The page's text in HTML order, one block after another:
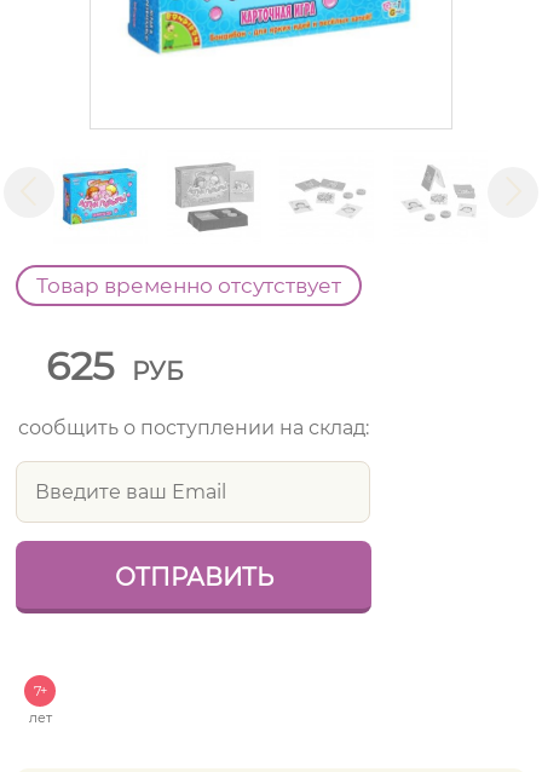
Товар временно отсутствует
625 РУБ
сообщить о поступлении на склад:
7+
лет